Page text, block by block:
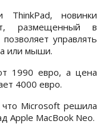
ThinkPad, новинки
размещенный в
управлять
или мыши.
1990 евро, а цена
4000 евро.
Microsoft решила
Apple MacBook Neo.